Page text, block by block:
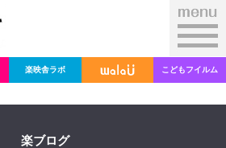
楽映舎ラボ こどもフイルム
楽ブログ